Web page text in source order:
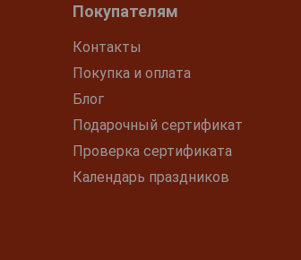
Покупателям
Контакты
Покупка и оплата
Блог
Подарочный сертификат
Проверка сертификата
Календарь праздников